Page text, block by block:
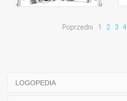
Poprzedni 1 2 3 4
LOGOPEDIA